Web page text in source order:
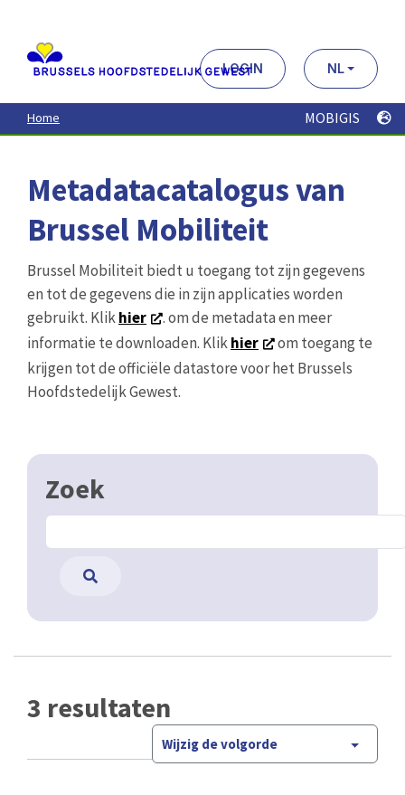
contenu
principal
LOGIN NL
Home MOBIGIS
Metadatacatalogus van
Brussel Mobiliteit
Brussel Mobiliteit biedt u toegang tot zijn gegevens
en tot de gegevens die in zijn applicaties worden
gebruikt. Klikhier
. om de metadata en meer
informatie te downloaden. Klikhier
om toegang te
krijgen tot de officiële datastore voor het Brussels
Hoofdstedelijk Gewest.
Zoek
3 resultaten
Wijzig de volgorde